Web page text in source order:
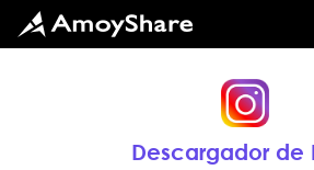
Descargador de